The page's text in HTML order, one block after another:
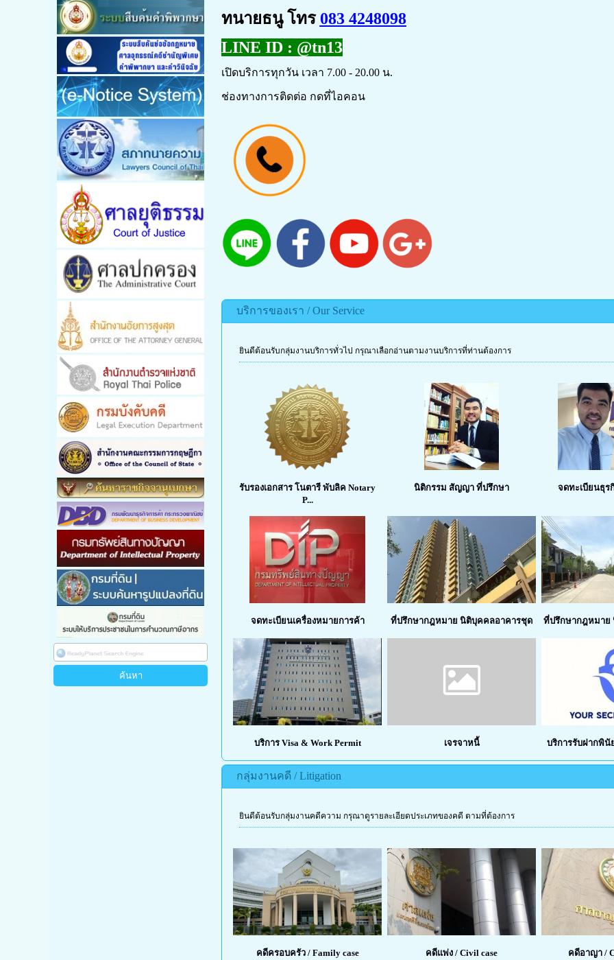
ทนายธนู โทร 083 4248098
LINE ID : @tn13
เปิดบริการทุกวัน เวลา 7.00 - 20.00 น.
ช่องทางการติดต่อ กดที่ไอคอน
บริการของเรา / Our Service
ยินดีต้อนรับกลุ่มงานบริการทั่วไป กรุณาเลือกอ่านตามงานบริการที่ท่านต้องการ
รับรองเอกสาร โนตารี พับลิค Notary
P...
นิติกรรม สัญญา ที่ปรึกษา จดทะเบียนธุ
จดทะเบียนเครื่องหมายการค้า ที่ปรึกษากฎหมาย นิติบุคคลอาคารชุด ที่ปรึกษากฎหมาย
บริการ Visa & Work Permit เจรจาหนี้ บริการรับฝากพินั
กลุ่มงานคดี / Litigation
ยินดีต้อนรับกลุ่มงานคดีความ กรุณาดูรายละเอียดประเภทของคดี ตามที่ต้องการ
คดีครอบครัว / Family case คดีแพ่ง / Civil case คดีอาญา /